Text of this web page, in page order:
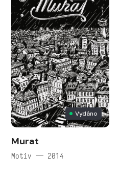
Vydáno
Murat
Motiv — 2014